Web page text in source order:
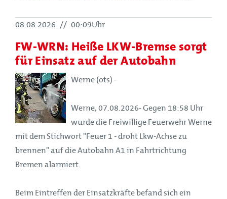
08.08.2026 // 00:09Uhr
FW-WRN: Heiße LKW-Bremse sorgt
für Einsatz auf der Autobahn
Werne (ots) -
Werne, 07.08.2026- Gegen 18:58 Uhr
wurde die Freiwillige Feuerwehr Werne
mit dem Stichwort "Feuer 1 - droht Lkw-Achse zu
brennen" auf die Autobahn A1 in Fahrtrichtung
Bremen alarmiert.
Beim Eintreffen der Einsatzkräfte befand sich ein